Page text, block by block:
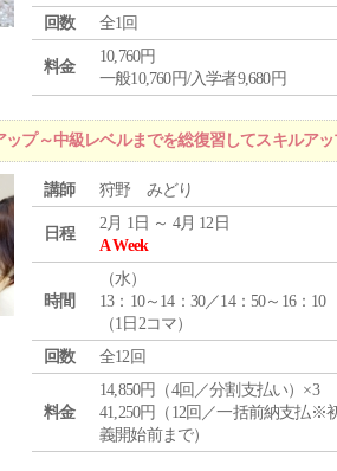
回数
全1回
料金
10,760円
一般10,760円/入学者9,680円
ップ～中級レベルまでを総復習してスキルア
講師 狩野 みどり
日程
2月 1日 ～ 4月 12日
A Week
時間
（水）
13：10～14：30／14：50～16：10
（1日2コマ）
回数
全12回
料金
14,850円（4回／分割支払い）×3
41,250円（12回／一括前納支払※
義開始前まで）